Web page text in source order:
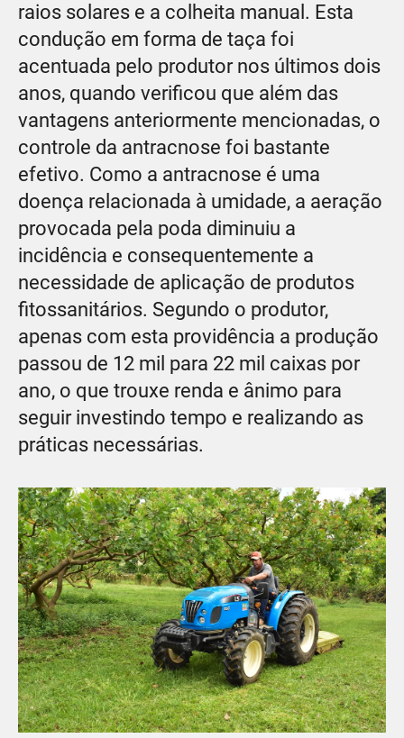
raios solares e a colheita manual. Esta
condução em forma de taça foi
acentuada pelo produtor nos últimos dois
anos, quando verificou que além das
vantagens anteriormente mencionadas, o
controle da antracnose foi bastante
efetivo. Como a antracnose é uma
doença relacionada à umidade, a aeração
provocada pela poda diminuiu a
incidência e consequentemente a
necessidade de aplicação de produtos
fitossanitários. Segundo o produtor,
apenas com esta providência a produção
passou de 12 mil para 22 mil caixas por
ano, o que trouxe renda e ânimo para
seguir investindo tempo e realizando as
práticas necessárias.